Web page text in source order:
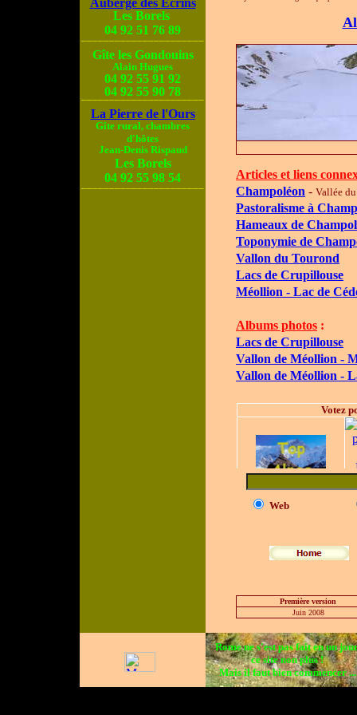
Auberge des Écrins
Les Borels
04 92 51 76 89
______________________
Gîte les Gondouins
Alain Hugues
04 92 55 91 92
04 92 55 90 78
______________________
La Pierre de l'Ours
Gîte rural, chambres
d'hôtes
Jean-Denis Rispaud
Les Borels
04 92 55 98 54
______________________
Articles et liens
Champoléon - Vallée
Pastoralisme à
Hameaux de
Toponymie de
Vallon du Tourond
Lacs de Crupillouse
Méollion - Lac de
Albums photos :
Lacs de Crupillouse
Vallon de Méollion -
Vallon de Méollion -
Web
Première version
Juin 2008
Rome ne s'est pas fait en un
ce site non plus !
Mais il faut bien commencer ...